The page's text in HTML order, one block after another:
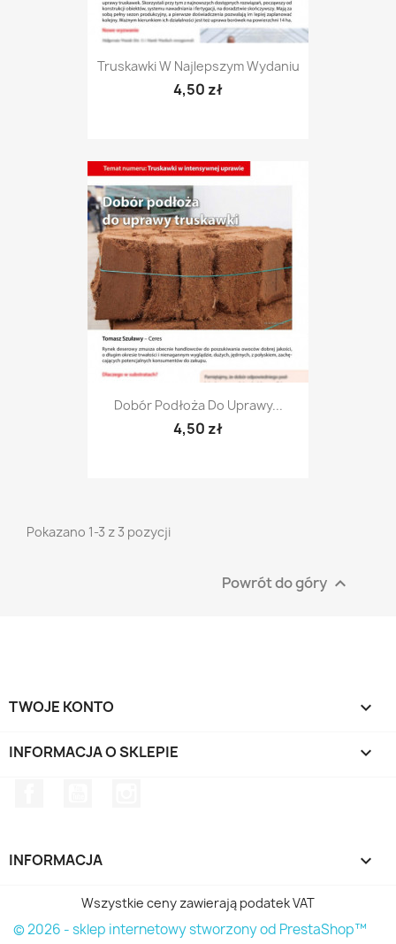
Truskawki W Najlepszym Wydaniu
4,50 zł
Dobór Podłoża Do Uprawy...
4,50 zł
Pokazano 1-3 z 3 pozycji
Powrót do góry 
TWOJE KONTO 
INFORMACJA O SKLEPIE keyboard_arrow_down
INFORMACJA 
Wszystkie ceny zawierają podatek VAT
© 2026 - sklep internetowy stworzony od PrestaShop™